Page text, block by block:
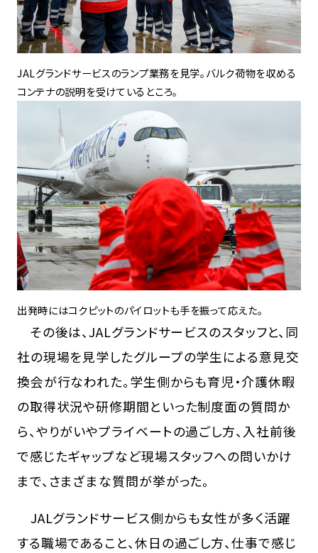
JALグランドサービスのランプ業務を見学。バルク荷物を収める
コンテナの説明を受けているところ。
出発時にはコクピットのパイロットも手を振って応えた。
その後は、JALグランドサービスのスタッフと、同
社の現場を見学したグループの学生による意見交
換会が行なわれた。学生側からも育児・介護休暇
の取得状況や研修期間といった制度面の質問か
ら、やりがいやプライベートの過ごし方、入社前後
で感じたギャップなど現場スタッフへの問いかけ
まで、さまざまな質問が挙がった。
JALグランドサービス側からも女性が多く活躍
する職場であること、休日の過ごし方、仕事で感じ